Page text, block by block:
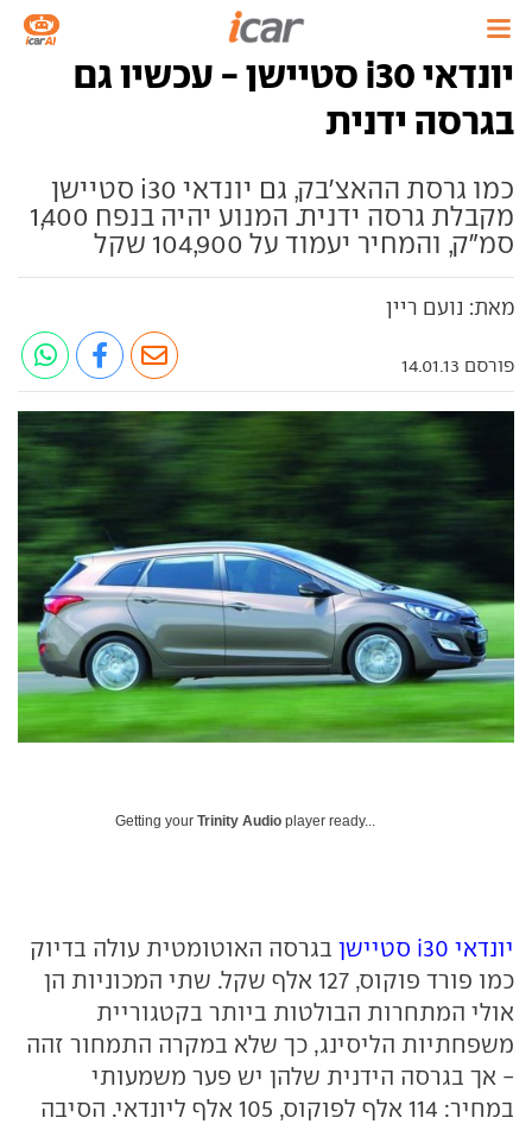
יונדאי i30 סטיישן - עכשיו גם
בגרסה ידנית
כמו גרסת ההאצ'בק, גם יונדאי i30 סטיישן
מקבלת גרסה ידנית. המנוע יהיה בנפח 1,400
סמ"ק, והמחיר יעמוד על 104,900 שקל
מאת: נועם ריין
פורסם 14.01.13
Getting your Trinity Audio player ready...
יונדאי i30 סטיישן
בגרסה האוטומטית עולה בדיוק
כמו פורד פוקוס, 127 אלף שקל. שתי המכוניות הן
אולי המתחרות הבולטות ביותר בקטגוריית
משפחתיות הליסינג, כך שלא במקרה התמחור זהה
- אך בגרסה הידנית שלהן יש פער משמעותי
במחיר: 114 אלף לפוקוס, 105 אלף ליונדאי. הסיבה